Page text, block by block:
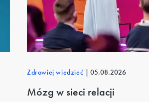
Zdrowiej wiedzieć 05.08.2026
Mózg w sieci relacji